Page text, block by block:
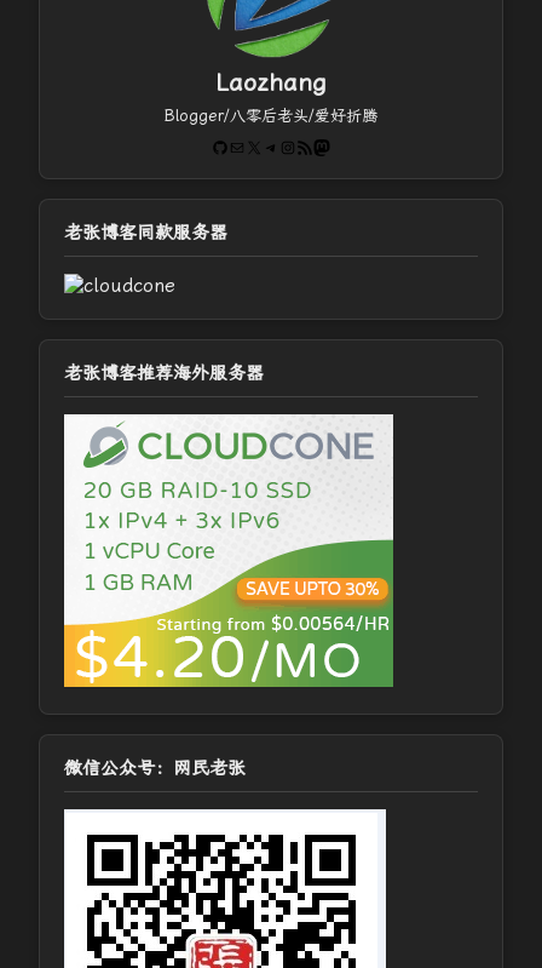
Laozhang
Blogger/八零后老头/爱好折腾
GitHub
电子邮件 X Telegram
Instagram
RSS FeedMastodon
老张博客同款服务器
老张博客推荐海外服务器
微信公众号：网民老张